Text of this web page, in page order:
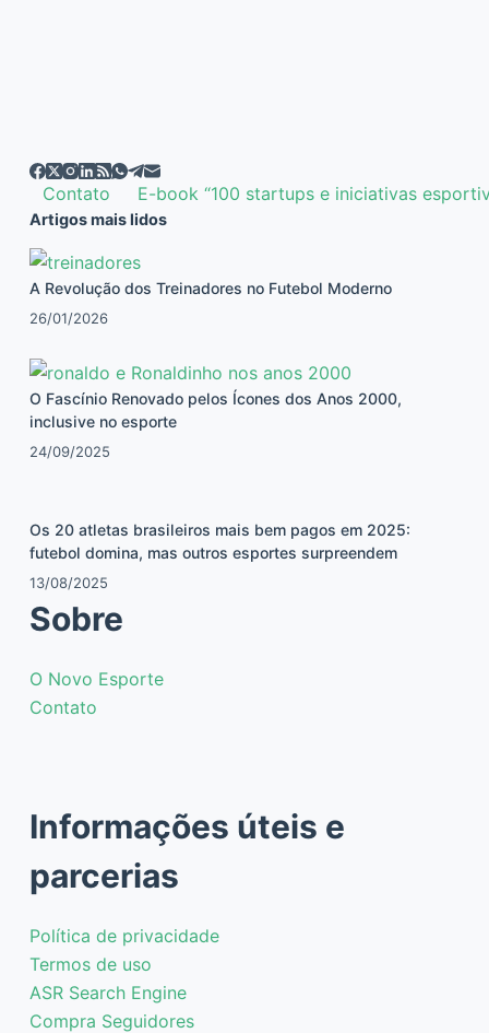
Contato E-book “100 startups e iniciativas
Artigos mais lidos
A Revolução dos Treinadores no Futebol Moderno
26/01/2026
O Fascínio Renovado pelos Ícones dos Anos 2000,
inclusive no esporte
24/09/2025
Os 20 atletas brasileiros mais bem pagos em 2025:
futebol domina, mas outros esportes surpreendem
13/08/2025
Sobre
O Novo Esporte
Contato
Informações úteis e
parcerias
Política de privacidade
Termos de uso
ASR Search Engine
Compra Seguidores